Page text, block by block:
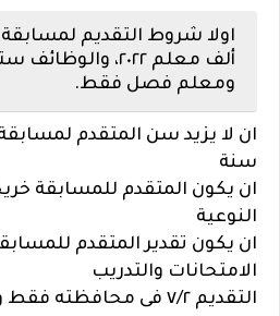
ألف معلم ٢٠٢٢،
ومعلم فصل فقط.
سنة
ان يكون المتقدم للمسابقة خريج
النوعية
ان يكون تقدير المتقدم
الامتحانات والتدريب
التقديم ٧/٢ فى محافظته